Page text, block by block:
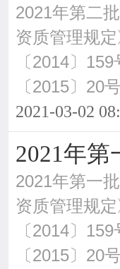
2021年第二
资质管理规
〔2014〕
〔2015〕20
2021-03-02
2021年
2021年第一
资质管理规
〔2014〕
〔2015〕20